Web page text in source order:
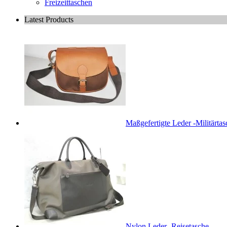
Freizeittaschen
Latest Products
Maßgefertigte Leder -